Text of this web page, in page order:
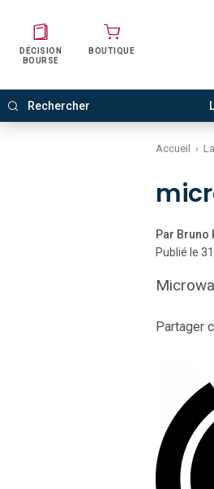
DÉCISION
BOURSE
BOUTIQUE
Accueil ›
Par Bruno
Publié le
Partager